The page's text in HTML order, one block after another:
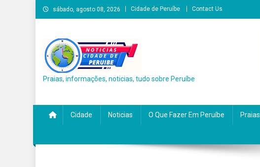
Skip
to
sábado, agosto 08, 2026 Cidade de Peruíbe Contact Us
Praias, informações, noticias, tudo sobre Peruíbe
Cidade Noticias O Que Fazer Em Peruíbe